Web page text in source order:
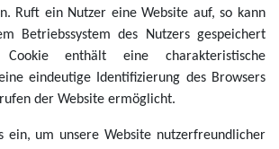
Ruft ein Nutzer eine Website auf, so kann
Betriebssystem des Nutzers gespeichert
enthält eine charakteristische
eindeutige Identifizierung des Browsers
der Website ermöglicht.
ein, um unsere Website nutzerfreundlicher